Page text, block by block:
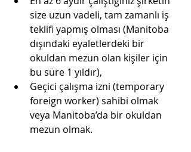
size uzun vadeli, tam zamanlı iş
teklifi yapmış olması (Manitoba
dışındaki eyaletlerdeki bir
okuldan mezun olan kişiler için
bu süre 1 yıldır),
Geçici çalışma izni (temporary
foreign worker) sahibi olmak
veya Manitoba’da bir okuldan
mezun olmak.